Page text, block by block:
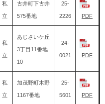
私
立
古井町下古井
575番地
25-
2226 PDF
私
立
あじさいケ丘
3丁目11番地
10
24-
0021 PDF
私
立
加茂野町木野
1167番地
25-
5601 PDF